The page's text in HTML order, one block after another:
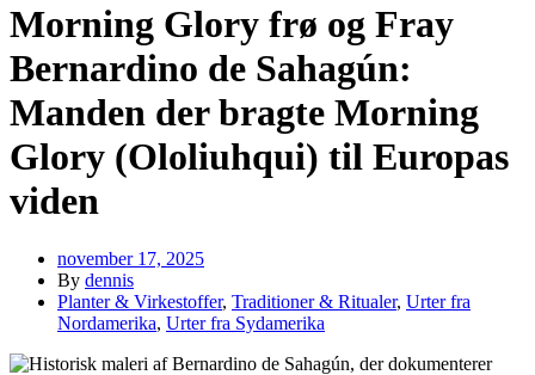
Morning Glory frø og Fray
Bernardino de Sahagún:
Manden der bragte Morning
Glory (Ololiuhqui) til Europas
viden
november 17, 2025
By dennis
Planter & Virkestoffer, Traditioner & Ritualer, Urter fra
Nordamerika, Urter fra Sydamerika